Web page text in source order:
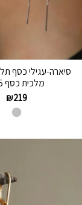
סיארה-עגילי כסף
מלכית כסף 925
₪219